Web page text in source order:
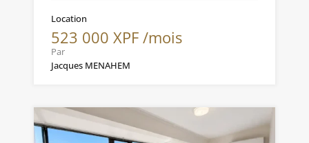
Location
523 000 XPF /mois
Par
Jacques MENAHEM